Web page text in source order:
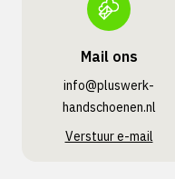
Mail ons
info@pluswerk­
handschoenen.nl
Verstuur e-mail